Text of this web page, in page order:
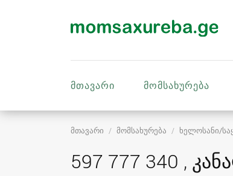
მთავარი მომსახურება
მთავარი მომსახურება ხელოსანი/
597 777 340 ,